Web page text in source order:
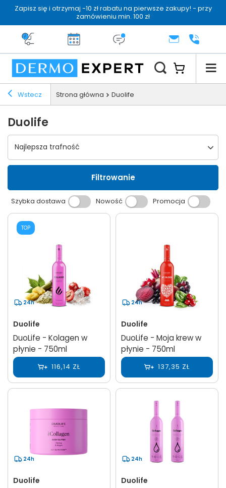
Zapisz się i otrzymaj -10 zł rabatu na pierwsze zakupy! - przy
zamówieniu min. 100 zł
Darmowa dostawa od 199 zł
14 dni na zwrotDermo konsultacjaKONTAKT+48 222
Wstecz Strona główna Duolife
Duolife
Wybierz sortowanie
Najlepsza trafność
Filtrowanie
Szybka dostawa Nowość Promocja
TOP
24h
Duolife
DuoLife - Kolagen w
płynie - 750ml
116,14 ZŁ
24h
Duolife
DuoLife - Moja krew w
płynie - 750ml
137,35 ZŁ
24h
Duolife
24h
Duolife